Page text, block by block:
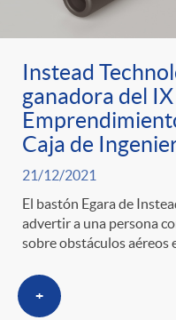
r
a
S
a
l
n
p
o
r
c
e
n
i
d
o
c
a
d
o
Instead
ganadora del
Caja de
21/12/2021
El bastón Egara de
advertir a una persona
sobre obstáculos aéreos
+